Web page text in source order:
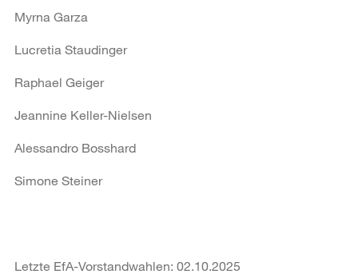
Myrna Garza
Lucretia Staudinger
Raphael Geiger
Jeannine Keller-Nielsen
Alessandro Bosshard
Simone Steiner
Letzte EfA-Vorstandwahlen: 02.10.2025